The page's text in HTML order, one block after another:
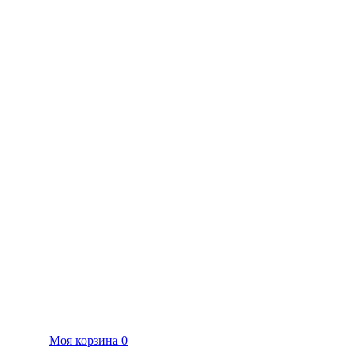
Моя корзина 0